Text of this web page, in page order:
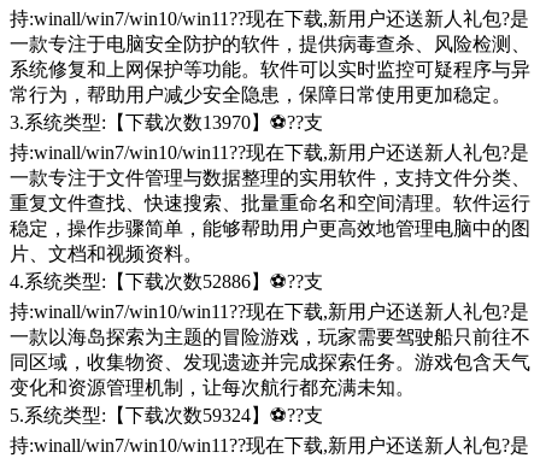
持:winall/win7/win10/win11??现在下载,新用户还送新人礼包?是
一款专注于电脑安全防护的软件，提供病毒查杀、风险检测、
系统修复和上网保护等功能。软件可以实时监控可疑程序与异
常行为，帮助用户减少安全隐患，保障日常使用更加稳定。
3.系统类型:【下载次数13970】⚽??支
持:winall/win7/win10/win11??现在下载,新用户还送新人礼包?是
一款专注于文件管理与数据整理的实用软件，支持文件分类、
重复文件查找、快速搜索、批量重命名和空间清理。软件运行
稳定，操作步骤简单，能够帮助用户更高效地管理电脑中的图
片、文档和视频资料。
4.系统类型:【下载次数52886】⚽??支
持:winall/win7/win10/win11??现在下载,新用户还送新人礼包?是
一款以海岛探索为主题的冒险游戏，玩家需要驾驶船只前往不
同区域，收集物资、发现遗迹并完成探索任务。游戏包含天气
变化和资源管理机制，让每次航行都充满未知。
5.系统类型:【下载次数59324】⚽??支
持:winall/win7/win10/win11??现在下载,新用户还送新人礼包?是